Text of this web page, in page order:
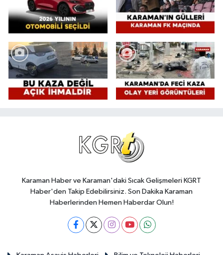
Karaman Haber ve Karaman'daki Sıcak Gelişmeleri KGRT
Haber'den Takip Edebilirsiniz. Son Dakika Karaman
Haberlerinden Hemen Haberdar Olun!